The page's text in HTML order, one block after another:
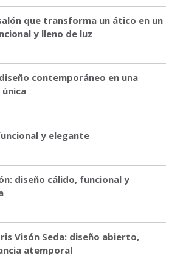
que transforma un ático en un
y lleno de luz
contemporáneo en una
y elegante
diseño cálido, funcional y
Visón Seda: diseño abierto,
atemporal